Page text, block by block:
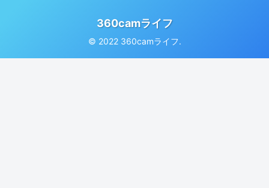
360camライフ
© 2022 360camライフ.